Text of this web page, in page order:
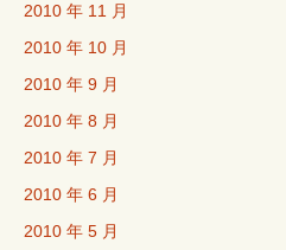
2010 年 11 月
2010 年 10 月
2010 年 9 月
2010 年 8 月
2010 年 7 月
2010 年 6 月
2010 年 5 月